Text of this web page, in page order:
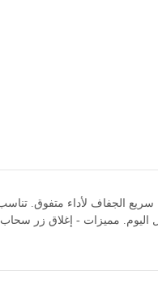
سريع الجفاف لأداء متفوق.
مميزات - إغلاق زر سحاب